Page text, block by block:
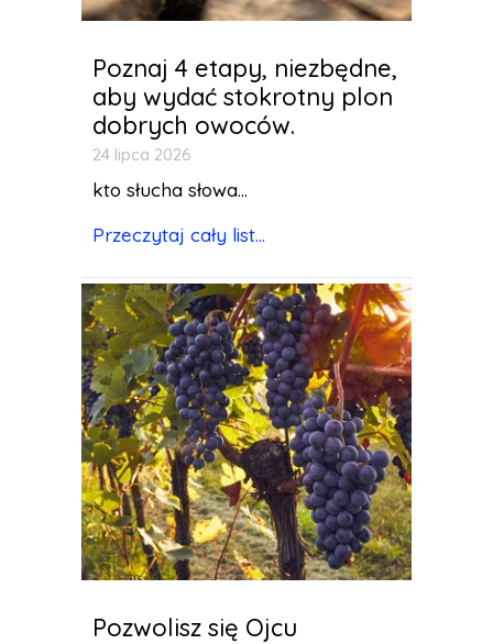
Poznaj 4 etapy, niezbędne,
aby wydać stokrotny plon
dobrych owoców.
24 lipca 2026
kto słucha słowa...
Przeczytaj cały list...
Pozwolisz się Ojcu